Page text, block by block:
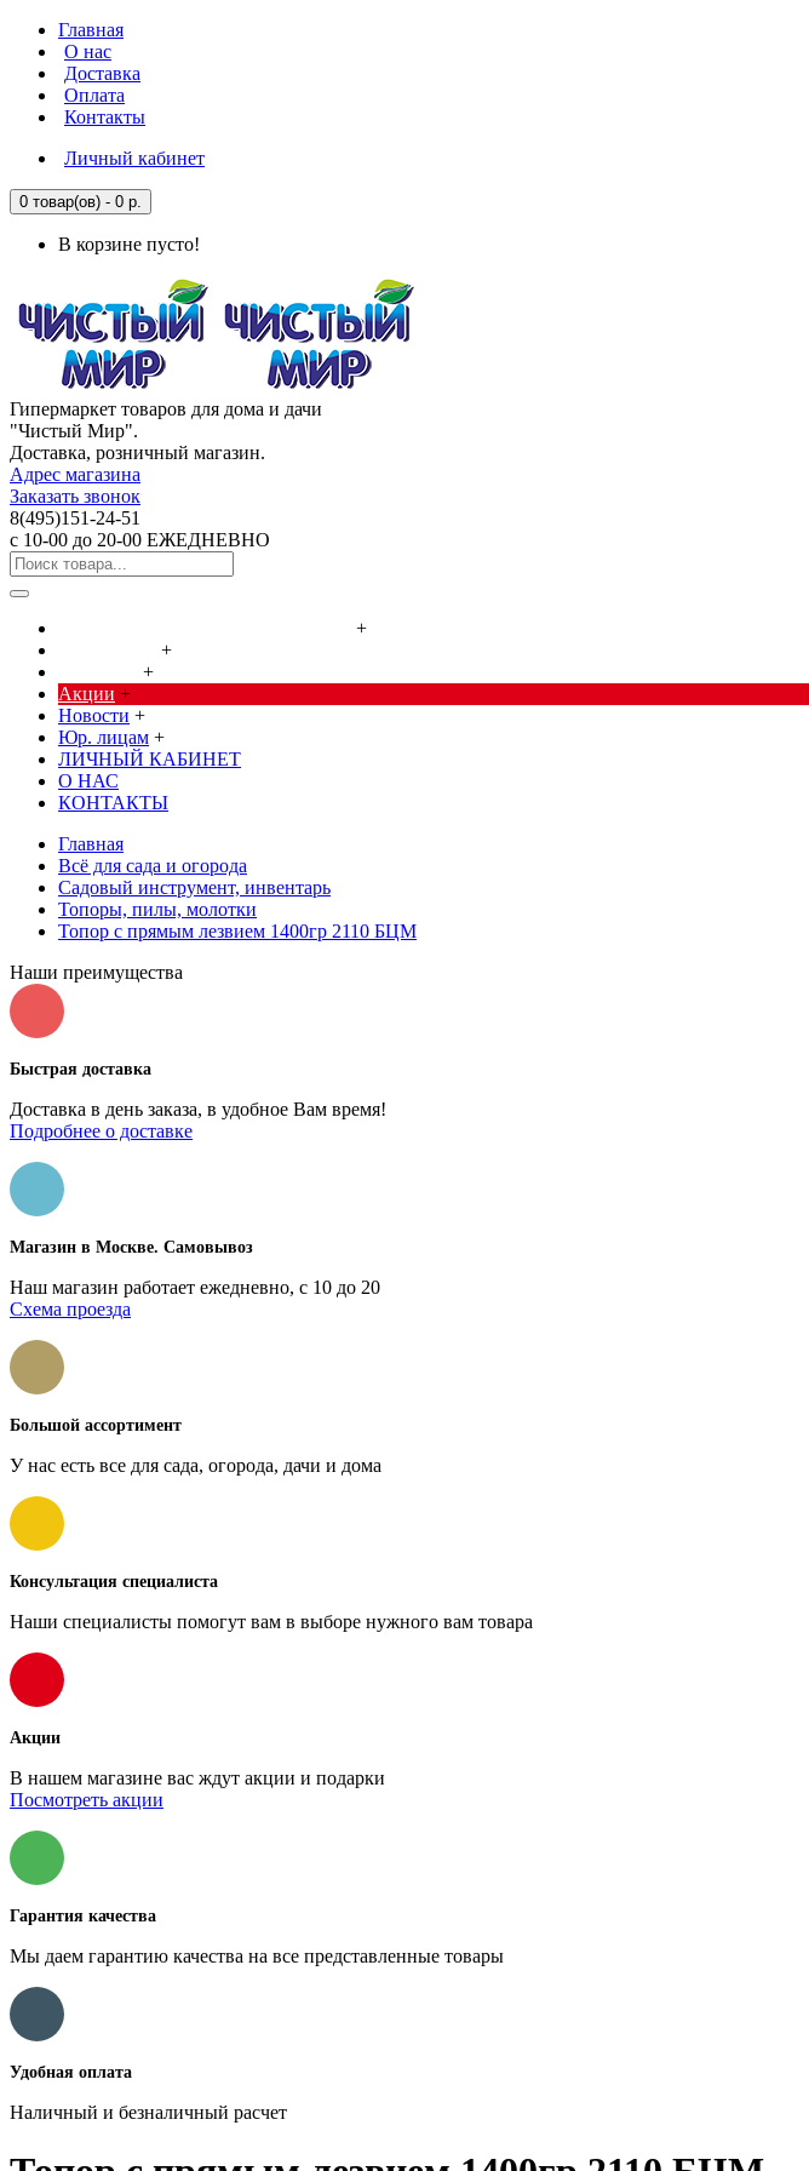
Главная
О нас
Доставка
Оплата
Контакты
Личный кабинет
0 товар(ов) - 0 р.
В корзине пусто!
Гипермаркет товаров для дома и дачи
"Чистый Мир".
Доставка, розничный магазин.
Адрес магазина
Заказать звонок
8(495)151-24-51
с 10-00 до 20-00 ЕЖЕДНЕВНО
+
+
+
Акции +
Новости +
Юр. лицам +
ЛИЧНЫЙ КАБИНЕТ
О НАС
КОНТАКТЫ
Главная
Всё для сада и огорода
Садовый инструмент, инвентарь
Топоры, пилы, молотки
Топор с прямым лезвием 1400гр 2110 БЦМ
Наши преимущества
Быстрая доставка
Доставка в день заказа, в удобное Вам время!
Подробнее о доставке
Магазин в Москве. Самовывоз
Наш магазин работает ежедневно, с 10 до 20
Схема проезда
Большой ассортимент
У нас есть все для сада, огорода, дачи и дома
Консультация специалиста
Наши специалисты помогут вам в выборе нужного вам товара
Акции
В нашем магазине вас ждут акции и подарки
Посмотреть акции
Гарантия качества
Мы даем гарантию качества на все представленные товары
Удобная оплата
Наличный и безналичный расчет